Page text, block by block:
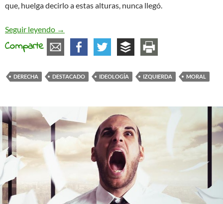
que, huelga decirlo a estas alturas, nunca llegó.
Seguir leyendo Cuestión de moralidad
→
Comparte
DERECHA DESTACADO IDEOLOGÍA IZQUIERDA MORAL